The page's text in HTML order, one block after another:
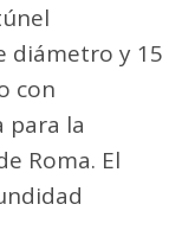
diámetro y 15
con
para la
Roma. El